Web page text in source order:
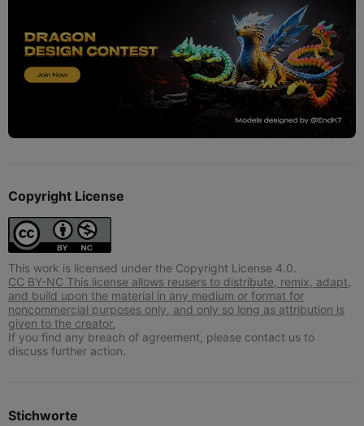
Copyright License
This work is licensed under the Copyright License 4.0.
CC BY-NC This license allows reusers to distribute, remix, adapt,
and build upon the material in any medium or format for
noncommercial purposes only, and only so long as attribution is
given to the creator.
If you find any breach of agreement, please contact us to
discuss further action.
Stichworte